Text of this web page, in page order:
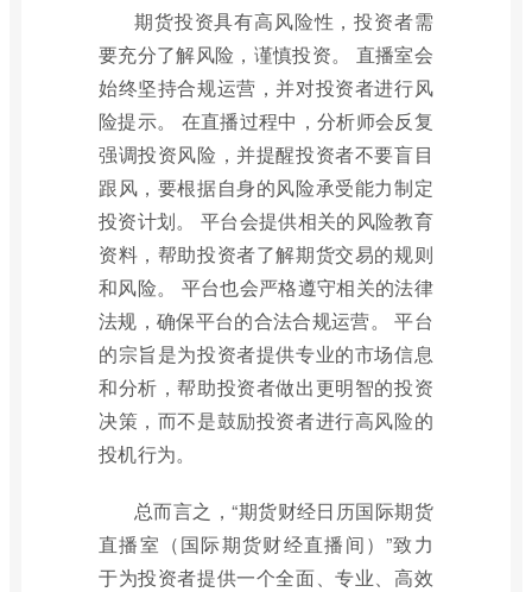
期货投资具有高风险性，投资者需
要充分了解风险，谨慎投资。 直播室会
始终坚持合规运营，并对投资者进行风
险提示。 在直播过程中，分析师会反复
强调投资风险，并提醒投资者不要盲目
跟风，要根据自身的风险承受能力制定
投资计划。 平台会提供相关的风险教育
资料，帮助投资者了解期货交易的规则
和风险。 平台也会严格遵守相关的法律
法规，确保平台的合法合规运营。 平台
的宗旨是为投资者提供专业的市场信息
和分析，帮助投资者做出更明智的投资
决策，而不是鼓励投资者进行高风险的
投机行为。
总而言之，“期货财经日历国际期货
直播室（国际期货财经直播间）”致力
于为投资者提供一个全面、专业、高效